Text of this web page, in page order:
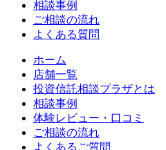
相談事例
ご相談の流れ
よくある質問
ホーム
店舗一覧
投資信託相談プラザとは
相談事例
体験レビュー・口コミ
ご相談の流れ
よくあるご質問